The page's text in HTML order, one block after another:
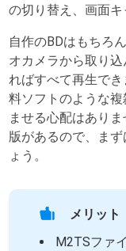
の切り替え、画面キ
自作のBDはもちろ
オカメラから取り
ればすべて再生で
料ソフトのような
ませる心配はあり
版があるので、ま
ょう。
メリット
M2TSファ